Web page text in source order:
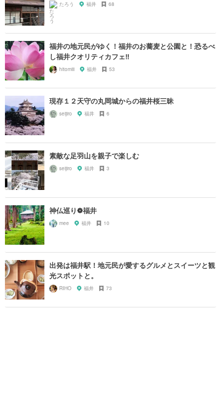
たろう 福井 68
福井の地元民がゆく！福井のお蕎麦と公園と！恐るべ
し福井クオリティカフェ‼︎
hitomiii 福井 53
現存１２天守の丸岡城からの福井桜三昧
seijiro 福井 6
素敵な足羽山を親子で楽しむ
seijiro 福井 3
神仏巡り❁福井
mee 福井 10
出発は福井駅！地元民が愛するグルメとスイーツと観
光スポットと。
RIHO 福井 73